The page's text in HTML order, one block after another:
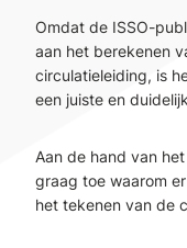
Omdat de ISSO-
aan het berekenen
circulatieleiding, is
een juiste en
Aan de hand van
graag toe waarom
het tekenen van de